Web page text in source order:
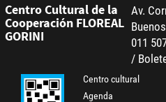
Centro Cultural de la
Cooperación FLOREAL
GORINI
Av.
011
/
Centro cultural
Agenda